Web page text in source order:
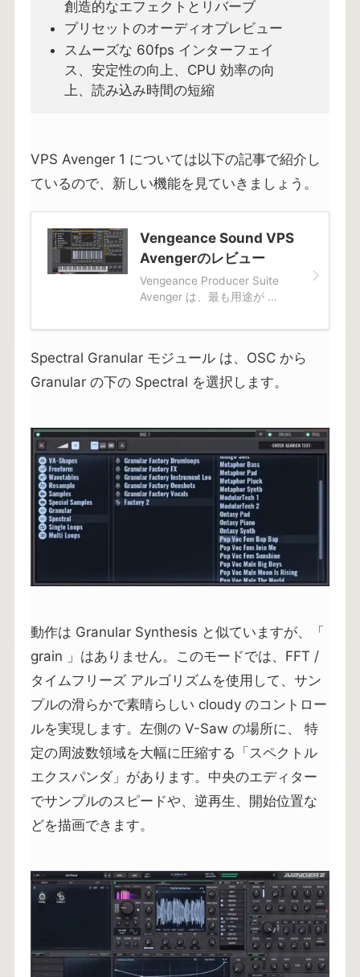
創造的なエフェクトとリバーブ
プリセットのオーディオプレビュー
スムーズな 60fps インターフェイ
ス、安定性の向上、CPU 効率の向
上、読み込み時間の短縮
VPS Avenger 1 については以下の記事で紹介し
ているので、新しい機能を見ていきましょう。
Vengeance Sound VPS
Avengerのレビュー
Vengeance Producer Suite
Avenger は、最も用途が ...
Spectral Granular モジュール は、OSC から
Granular の下の Spectral を選択します。
動作は Granular Synthesis と似ていますが、「
grain 」はありません。このモードでは、FFT /
タイムフリーズ アルゴリズムを使用して、サン
プルの滑らかで素晴らしい cloudy のコントロー
ルを実現します。左側の V-Saw の場所に、 特
定の周波数領域を大幅に圧縮する「スペクトル
エクスパンダ」があります。中央のエディター
でサンプルのスピードや、逆再生、開始位置な
どを描画できます。